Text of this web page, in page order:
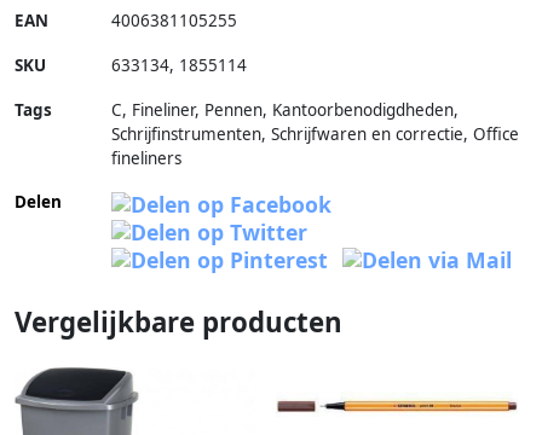
EAN 4006381105255
SKU 633134, 1855114
Tags
C, Fineliner, Pennen, Kantoorbenodigdheden,
Schrijfinstrumenten, Schrijfwaren en correctie, Office
fineliners
Delen
Vergelijkbare producten